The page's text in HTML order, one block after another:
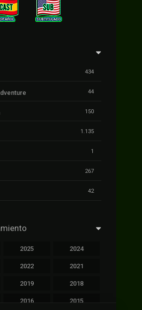
434
44
150
1.135
1
267
42
1.139
2025 2024
2022 2021
2019 2018
2016 2015